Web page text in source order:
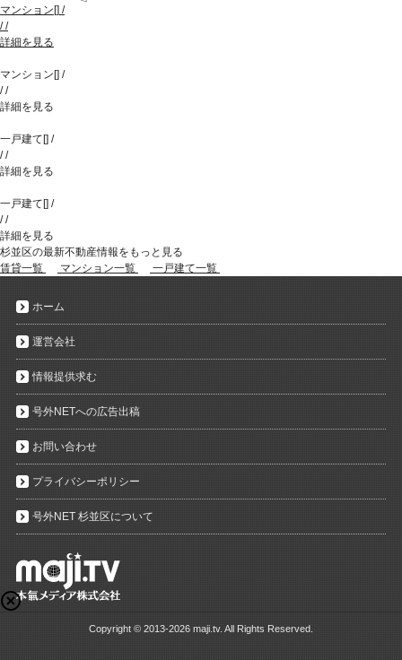
マンション [] /
//
詳細を見る
マンション [] /
//
詳細を見る
一戸建て [] /
//
詳細を見る
一戸建て [] /
//
詳細を見る
杉並区の最新不動産情報をもっと見る
賃貸一覧
マンション一覧 一戸建て一覧
ホーム
運営会社
情報提供求む
号外NETへの広告出稿
お問い合わせ
プライバシーポリシー
号外NET 杉並区について
Copyright © 2013-2026 maji.tv. All Rights Reserved.